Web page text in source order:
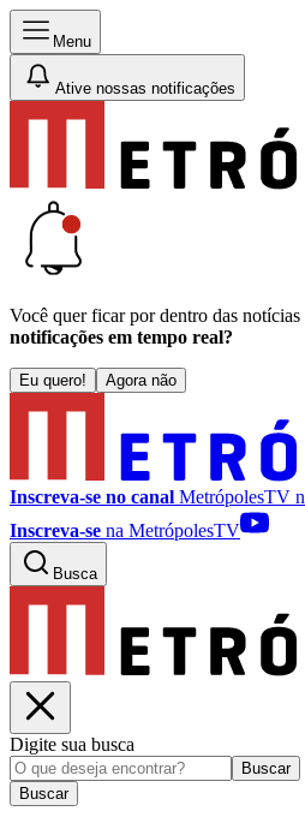
Menu
Ative nossas notificações
Você quer ficar por dentro das
notificações em tempo real?
Eu quero! Agora não
Inscreva-se no canal MetrópolesTV
Inscreva-se na MetrópolesTV
Busca
Digite sua busca
Buscar
Buscar